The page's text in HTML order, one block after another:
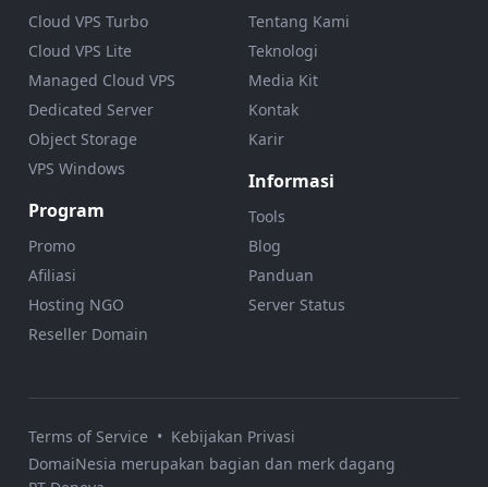
Cloud VPS Turbo
Cloud VPS Lite
Managed Cloud VPS
Dedicated Server
Object Storage
VPS Windows
Program
Promo
Afiliasi
Hosting NGO
Reseller Domain
Tentang Kami
Teknologi
Media Kit
Kontak
Karir
Informasi
Tools
Blog
Panduan
Server Status
Terms of Service • Kebijakan Privasi
DomaiNesia merupakan bagian dan merk dagang